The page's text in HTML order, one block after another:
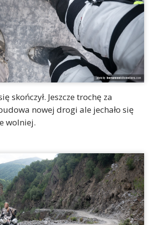
skończył. Jeszcze trochę za
nowej drogi ale jechało się
wolniej.